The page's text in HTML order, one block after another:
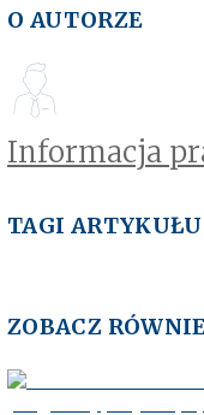
O AUTORZE
Informacja
TAGI ARTYKUŁU
ZOBACZ